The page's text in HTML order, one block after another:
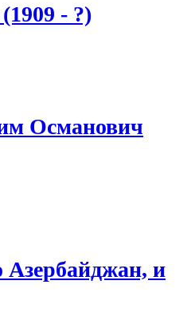
- ?)
Османович
Азербайджан, и